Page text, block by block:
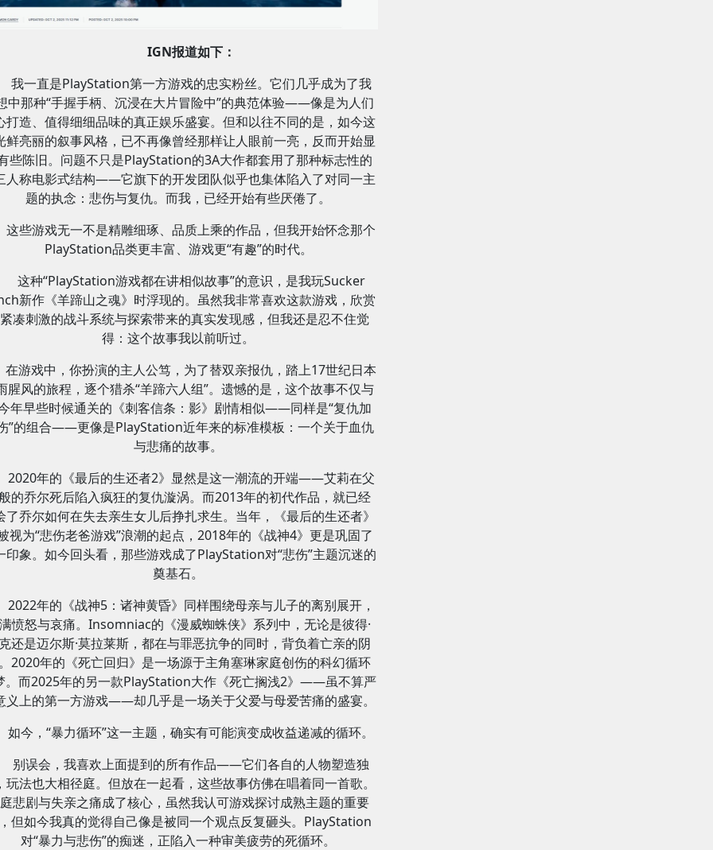
IGN报道如下：
我一直是PlayStation第一方游戏的忠实粉丝。它们几乎成为了我
中那种“手握手柄、沉浸在大片冒险中”的典范体验——像是为人们
打造、值得细细品味的真正娱乐盛宴。但和以往不同的是，如今这
鲜亮丽的叙事风格，已不再像曾经那样让人眼前一亮，反而开始显
些陈旧。问题不只是PlayStation的3A大作都套用了那种标志性的
人称电影式结构——它旗下的开发团队似乎也集体陷入了对同一主
题的执念：悲伤与复仇。而我，已经开始有些厌倦了。
这些游戏无一不是精雕细琢、品质上乘的作品，但我开始怀念那个
PlayStation品类更丰富、游戏更“有趣”的时代。
这种“PlayStation游戏都在讲相似故事”的意识，是我玩Sucker
新作《羊蹄山之魂》时浮现的。虽然我非常喜欢这款游戏，欣赏
凑刺激的战斗系统与探索带来的真实发现感，但我还是忍不住觉
得：这个故事我以前听过。
在游戏中，你扮演的主人公笃，为了替双亲报仇，踏上17世纪日本
腥风的旅程，逐个猎杀“羊蹄六人组”。遗憾的是，这个故事不仅与
年早些时候通关的《刺客信条：影》剧情相似——同样是“复仇加
”的组合——更像是PlayStation近年来的标准模板：一个关于血仇
与悲痛的故事。
2020年的《最后的生还者2》显然是这一潮流的开端——艾莉在父
的乔尔死后陷入疯狂的复仇漩涡。而2013年的初代作品，就已经
了乔尔如何在失去亲生女儿后挣扎求生。当年，《最后的生还者》
视为“悲伤老爸游戏”浪潮的起点，2018年的《战神4》更是巩固了
印象。如今回头看，那些游戏成了PlayStation对“悲伤”主题沉迷的
奠基石。
2022年的《战神5：诸神黄昏》同样围绕母亲与儿子的离别展开，
愤怒与哀痛。Insomniac的《漫威蜘蛛侠》系列中，无论是彼得·
还是迈尔斯·莫拉莱斯，都在与罪恶抗争的同时，背负着亡亲的阴
2020年的《死亡回归》是一场源于主角塞琳家庭创伤的科幻循环
。而2025年的另一款PlayStation大作《死亡搁浅2》——虽不算严
义上的第一方游戏——却几乎是一场关于父爱与母爱苦痛的盛宴。
如今，“暴力循环”这一主题，确实有可能演变成收益递减的循环。
别误会，我喜欢上面提到的所有作品——它们各自的人物塑造独
玩法也大相径庭。但放在一起看，这些故事仿佛在唱着同一首歌。
悲剧与失亲之痛成了核心，虽然我认可游戏探讨成熟主题的重要
但如今我真的觉得自己像是被同一个观点反复砸头。PlayStation
对“暴力与悲伤”的痴迷，正陷入一种审美疲劳的死循环。